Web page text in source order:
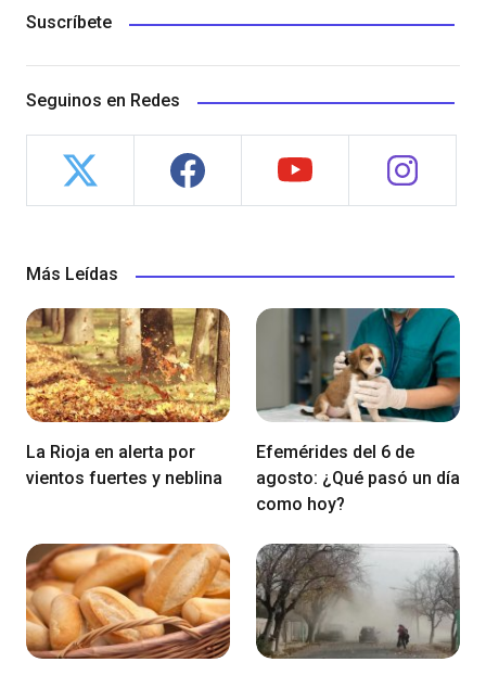
Suscríbete
Seguinos en Redes
Más Leídas
La Rioja en alerta por
vientos fuertes y neblina
Efemérides del 6 de
agosto: ¿Qué pasó un día
como hoy?